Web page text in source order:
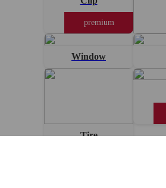
premium
Window
Tire